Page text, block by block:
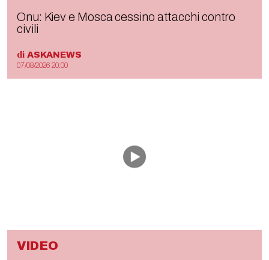
Onu: Kiev e Mosca cessino attacchi contro
civili
di ASKANEWS
07/08/2026 20:00
VIDEO